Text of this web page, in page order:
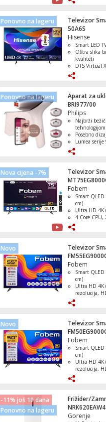
kamenca
Produžava
kafu
Ponovno na lageru
Televizor
50A6S
Hisense
Smart LED
Oštra slika
kvaliteti
DTS Virtual
VIDAA
Ponovno na lageru
Aparat za
BRI977/00
Philips
Najbrži
tehnologijom
Posebno
Lumea
Nježan
područjima
SmartSkin
kože
Nova cijena -7%
Televizor
Fobem
Smart
cm)
Ultra HD 4K
4-Core CPU,
DVB- S2 /
Operativni
Novo
Televizor
Fobem
Smart
cm)
Ultra HD 4K
rezolucija,
Refresh
Operativni
Novo
Televizor
Fobem
Smart
cm)
Ultra HD 4K
rezolucija,
Refresh
Operativni
-11% još 10 dana
Ponovno na lageru
Frižider/
NRK620EAW4
Gorenje